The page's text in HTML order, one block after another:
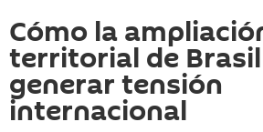
Cómo la
territorial de
generar tensión
internacional